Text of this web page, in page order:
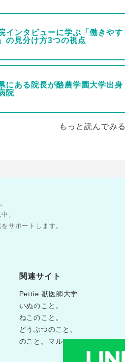
インタビューに学ぶ「働きやす
の見分け方3つの視点
にある院長が酪農学園大学出身
院
もっと読んでみる
。
サポートします。
関連サイト
Pettie 獣医師大学
いぬのこと。
ねこのこと。
どうぶつのこと。
のこと。マルシェ